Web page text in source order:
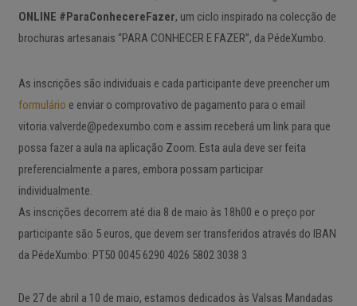
ONLINE #ParaConhecereFazer, um ciclo inspirado na colecção de
brochuras artesanais “PARA CONHECER E FAZER”, da PédeXumbo.
As inscrições são individuais e cada participante deve preencher um
formulário e enviar o comprovativo de pagamento para o email
vitoria.valverde@pedexumbo.com e assim receberá um link para que
possa fazer a aula na aplicação Zoom. Esta aula deve ser feita
preferencialmente a pares, embora possam participar
individualmente.
As inscrições decorrem até dia 8 de maio às 18h00 e o preço por
participante são 5 euros, que devem ser transferidos através do IBAN
da PédeXumbo: PT50 0045 6290 4026 5802 3038 3
De 27 de abril a 10 de maio, estamos dedicados às Valsas Mandadas